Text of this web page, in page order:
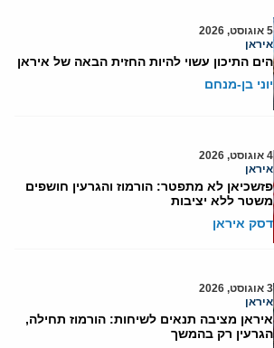
5 אוגוסט, 2026
איראן
הים התיכון עשוי להיות החזית הבאה של איראן
יוני בן-מנחם
4 אוגוסט, 2026
איראן
פזשכיאן לא מתפטר: הורמוז והגרעין חושפים
משטר ללא יציבות
דסק איראן
3 אוגוסט, 2026
איראן
איראן מציבה תנאים לשיחות: הורמוז תחילה,
הגרעין רק בהמשך